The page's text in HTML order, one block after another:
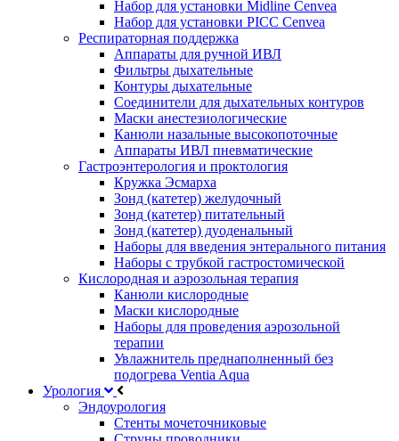
Набор для установки Midline Cenvea
Набор для установки PICC Cenvea
Респираторная поддержка
Аппараты для ручной ИВЛ
Фильтры дыхательные
Контуры дыхательные
Соединители для дыхательных контуров
Маски анестезиологические
Канюли назальные высокопоточные
Аппараты ИВЛ пневматические
Гастроэнтерология и проктология
Кружка Эсмарха
Зонд (катетер) желудочный
Зонд (катетер) питательный
Зонд (катетер) дуоденальный
Наборы для введения энтерального питания
Наборы с трубкой гастростомической
Кислородная и аэрозольная терапия
Канюли кислородные
Маски кислородные
Наборы для проведения аэрозольной
терапии
Увлажнитель преднаполненный без
подогрева Ventia Aqua
Урология
Эндоурология
Стенты мочеточниковые